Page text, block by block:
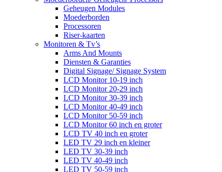
Geheugen Modules
Moederborden
Processoren
Riser-kaarten
Monitoren & Tv’s
Arms And Mounts
Diensten & Garanties
Digital Signage/ Signage System
LCD Monitor 10-19 inch
LCD Monitor 20-29 inch
LCD Monitor 30-39 inch
LCD Monitor 40-49 inch
LCD Monitor 50-59 inch
LCD Monitor 60 inch en groter
LCD TV 40 inch en groter
LED TV 29 inch en kleiner
LED TV 30-39 inch
LED TV 40-49 inch
LED TV 50-59 inch